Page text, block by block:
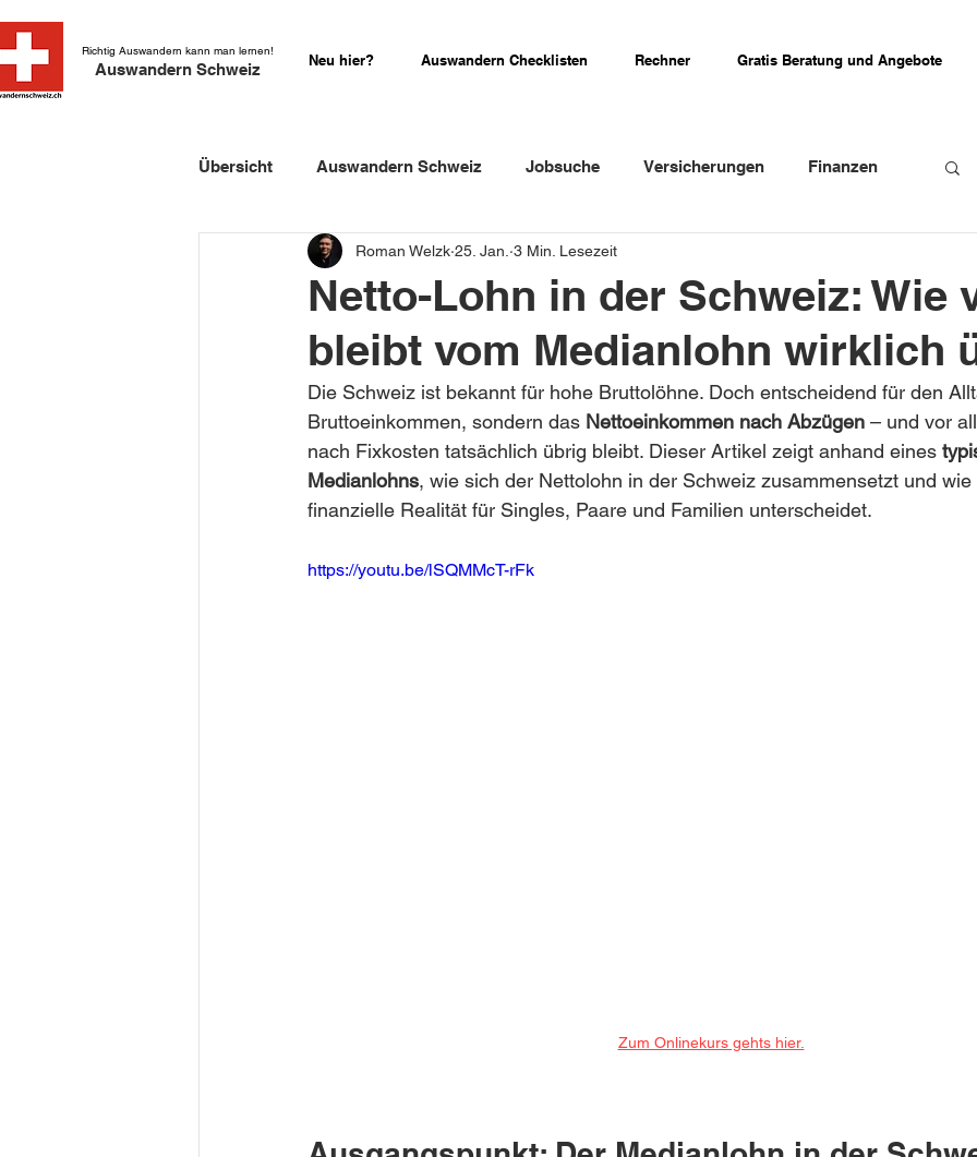
Richtig Auswandern kann man lernen!
Auswandern Schweiz Neu hier? Auswandern Checklisten Rechner Gratis Beratung und Angebote
Übersicht Auswandern Schweiz Jobsuche Versicherungen Finanzen
Einbürgerung Schweiz Schweizer Firmenportraits
Schweizer Kurzgeschichten Erfahrungsberichte
Netto-Lohn in der Schweiz: Wie
bleibt vom Medianlohn wirklich
Roman Welzk 25. Jan. 3 Min. Lesezeit
Die Schweiz ist bekannt für hohe Bruttolöhne. Doch entscheidend für den
Bruttoeinkommen, sondern das Nettoeinkommen nach Abzügen – und vor
nach Fixkosten tatsächlich übrig bleibt. Dieser Artikel zeigt anhand eines
Medianlohns, wie sich der Nettolohn in der Schweiz zusammensetzt und wie
finanzielle Realität für Singles, Paare und Familien unterscheidet.
https://youtu.be/lSQMMcT-rFk
Zum Onlinekurs gehts hier.